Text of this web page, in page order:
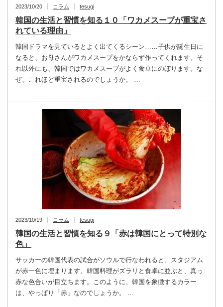
2023/10/20 コラム tesugi
韓国の生活と習慣を知る１０「ワカメスープが重宝さ
れている理由」
韓国ドラマを見ているとよく出てくるシーン……子供が誕生日に
なると、お母さんがワカメスープをかならず作ってくれます。そ
れ以外にも、韓国ではワカメスープがよく食卓にのぼります。な
ぜ、これほど重宝されるのでしょうか。 …
2023/10/19 コラム tesugi
韓国の生活と習慣を知る９「赤は韓国にとって特別な
色」
サッカーの韓国代表の試合がソウルで行なわれると、スタジアム
が赤一色に埋まります。韓国料理がズラリと食卓に並ぶと、真っ
赤な色合いが目立ちます。このように、韓国を象徴するカラー
は、やっぱり「赤」なのでしょうか。 …